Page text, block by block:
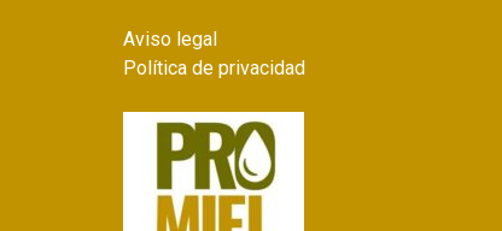
Aviso legal
Política de privacidad